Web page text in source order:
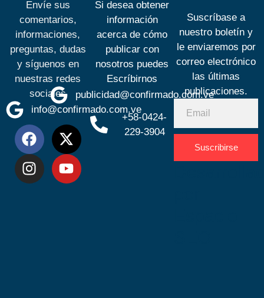
Envíe sus
comentarios,
informaciones,
preguntas, dudas
y síguenos en
nuestras redes
sociales
info@confirmado.com.ve
Si desea obtener
información
acerca de cómo
publicar con
nosotros puedes
Escríbirnos
publicidad@confirmado.com.ve
+58-0424-
229-3904
Suscríbase a
nuestro boletín y
le enviaremos por
correo electrónico
las últimas
publicaciones.
Suscribirse